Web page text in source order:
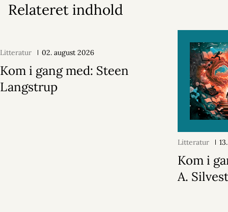
Relateret indhold
Litteratur 02. august 2026
Kom i gang med: Steen
Langstrup
Litteratur
Kom i
A.